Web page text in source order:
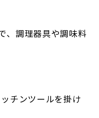
、調理器具や調味料
チンツールを掛け